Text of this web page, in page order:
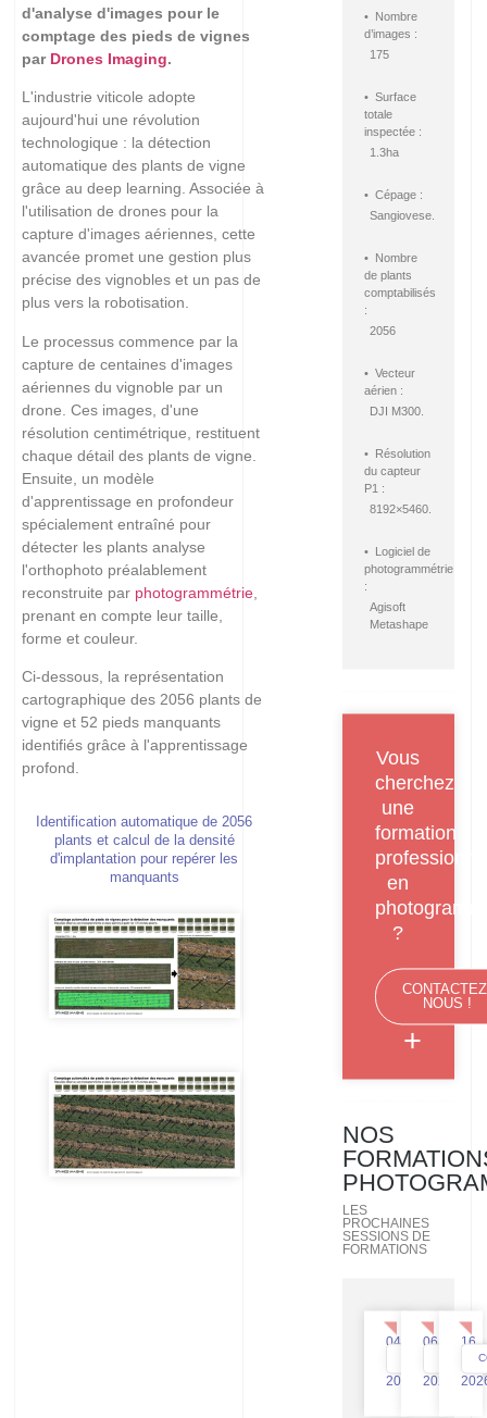
d'analyse d'images pour le
comptage des pieds de vignes
par Drones Imaging.
L'industrie viticole adopte
aujourd'hui une révolution
technologique : la détection
automatique des plants de vigne
grâce au deep learning. Associée à
l'utilisation de drones pour la
capture d'images aériennes, cette
avancée promet une gestion plus
précise des vignobles et un pas de
plus vers la robotisation.
Le processus commence par la
capture de centaines d'images
aériennes du vignoble par un
drone. Ces images, d'une
résolution centimétrique, restituent
chaque détail des plants de vigne.
Ensuite, un modèle
d'apprentissage en profondeur
spécialement entraîné pour
détecter les plants analyse
l'orthophoto préalablement
reconstruite par photogrammétrie
prenant en compte leur taille,
forme et couleur.
Ci-dessous, la représentation
cartographique des 2056 plants de
vigne et 52 pieds manquants
identifiés grâce à l'apprentissage
profond.
Identification automatique de 2056
plants et calcul de la densité
d'implantation pour repérer les
manquants
• Nombre
d’images :
175
• Surface
totale
inspectée :
1.3ha
• Cépage :
Sangiovese.
• Nombre
de plants
comptabilisés
:
2056
• Vecteur
aérien :
DJI M300.
• Résolution
du capteur
P1 :
8192×5460.
• Logiciel de
photogrammétrie
:
Agisoft
Metashape
Vous
cherchez
une
formation
en
?
NOUS !
+
NOS
LES
PROCHAINES
SESSIONS DE
FORMATIONS
04
2026
06
2026
16
Oct